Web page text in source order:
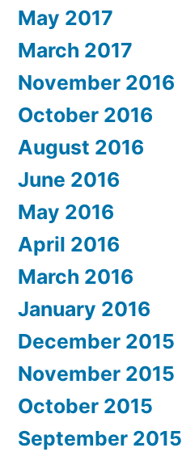
May 2017
March 2017
November 2016
October 2016
August 2016
June 2016
May 2016
April 2016
March 2016
January 2016
December 2015
November 2015
October 2015
September 2015